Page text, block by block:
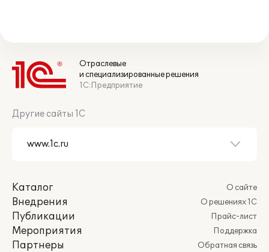
Отраслевые
и специализированные решения
1С:Предприятие
Другие сайты 1С
Каталог
Внедрения
Публикации
Мероприятия
Партнеры
О сайте
О решениях 1С
Прайс-лист
Поддержка
Обратная связь